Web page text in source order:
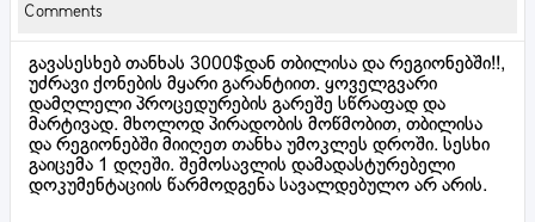
Comments
გავასესხებ თანხას 3000$დან თბილისა და რეგიონებში!!,
უძრავი ქონების მყარი გარანტიით. ყოველგვარი
დამღლელი პროცედურების გარეშე სწრაფად და
მარტივად. მხოლოდ პირადობის მოწმობით, თბილისა
და რეგიონებში მიიღეთ თანხა უმოკლეს დროში. სესხი
გაიცემა 1 დღეში. შემოსავლის დამადასტურებელი
დოკუმენტაციის წარმოდგენა სავალდებულო არ არის.